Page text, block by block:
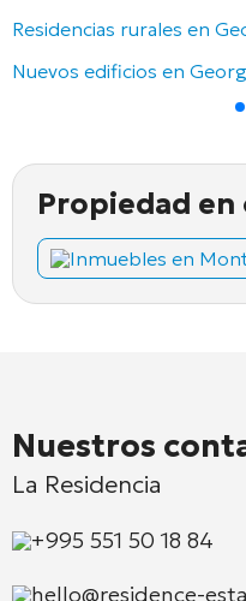
Residencias rurales en
Nuevos edificios en
Propiedad
Inmuebles en
Nuestros
La Residencia
+995 551 50 18 84
hello@residence-